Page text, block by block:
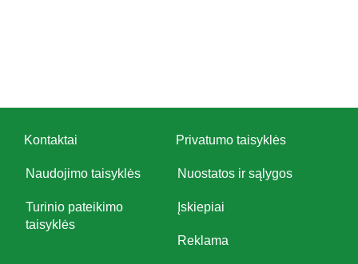
Kontaktai Privatumo taisyklės
Naudojimo taisyklės Nuostatos ir sąlygos
Turinio pateikimo
taisyklės
Įskiepiai
Reklama